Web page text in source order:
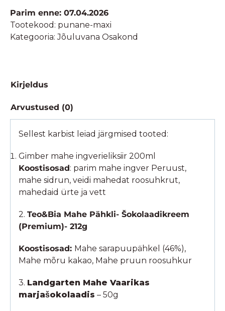
toodetega,
sobib
aastaringselt
Parim enne: 07.04.2026
Tootekood: punane-maxi
Kategooria:Jõuluvana Osakond
Kirjeldus
Arvustused (0)
Sellest karbist leiad järgmised tooted:
Gimber mahe ingverieliksiir 200ml
Koostisosad: parim mahe ingver Peruust,
mahe sidrun, veidi mahedat roosuhkrut,
mahedaid ürte ja vett
2.Teo&Bia Mahe Pähkli- Šokolaadikreem
(Premium)- 212g
Koostisosad: Mahe sarapuupähkel (46%),
Mahe mõru kakao, Mahe pruun roosuhkur
3. Landgarten Mahe Vaarikas
marjašokolaadis – 50g